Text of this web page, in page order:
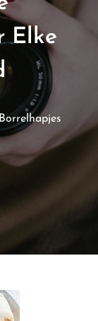
Elke